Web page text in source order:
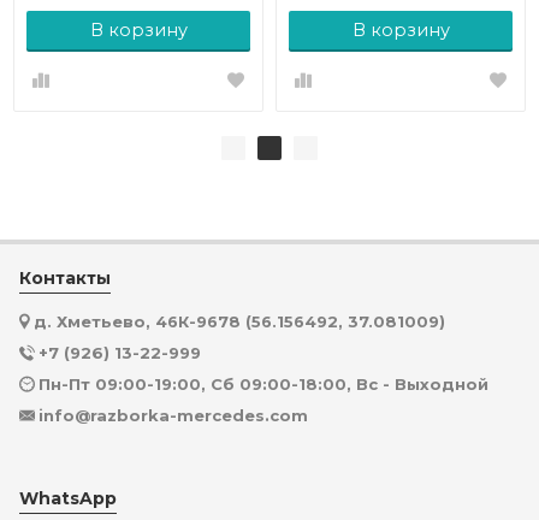
В корзину В корзину
Контакты
д. Хметьево, 46К-9678 (56.156492, 37.081009)
+7 (926) 13-22-999
Пн-Пт 09:00-19:00, Сб 09:00-18:00, Вс - Выходной
info@razborka-mercedes.com
WhatsApp